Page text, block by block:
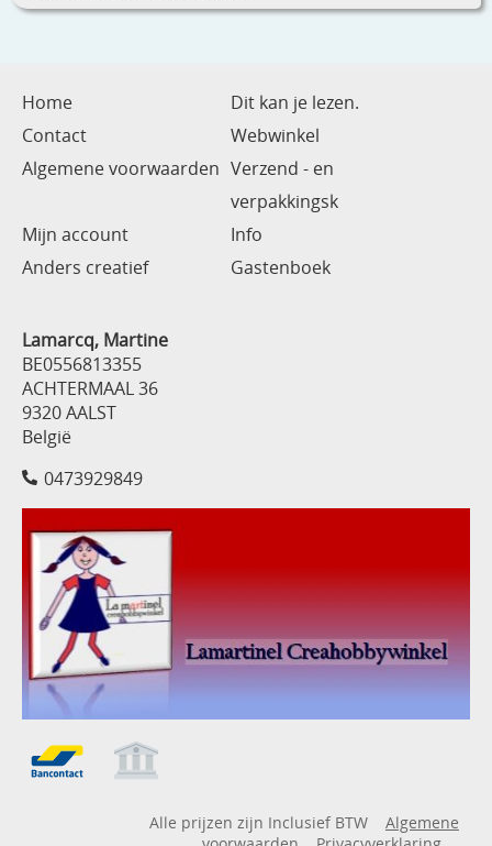
Home
Dit kan je lezen.
Contact
Webwinkel
Algemene voorwaarden Verzend - en
verpakkingsk
Mijn account
Info
Anders creatief
Gastenboek
Lamarcq, Martine
BE0556813355
ACHTERMAAL 36
9320 AALST
België
0473929849
Alle prijzen zijn Inclusief BTW
Algemene